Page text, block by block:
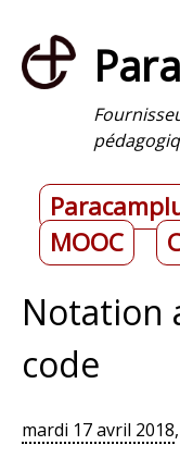
MOOC
Notation
code
mardi 17 avril 2018,